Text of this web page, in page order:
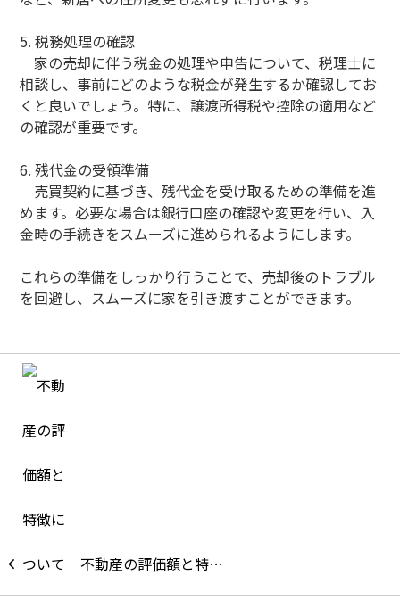
5. 税務処理の確認
家の売却に伴う税金の処理や申告について、税理士に
相談し、事前にどのような税金が発生するか確認してお
くと良いでしょう。特に、譲渡所得税や控除の適用など
の確認が重要です。
6. 残代金の受領準備
売買契約に基づき、残代金を受け取るための準備を進
めます。必要な場合は銀行口座の確認や変更を行い、入
金時の手続きをスムーズに進められるようにします。
これらの準備をしっかり行うことで、売却後のトラブル
を回避し、スムーズに家を引き渡すことができます。
不動産の評価額と特…